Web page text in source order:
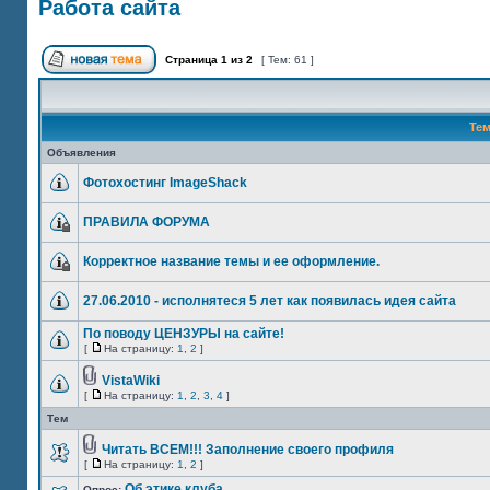
Работа сайта
Страница 1 из 2 [ Тем: 61 ]
Объявления
Фотохостинг ImageShack
ПРАВИЛА ФОРУМА
Корректное название темы и ее оформление.
27.06.2010 - исполнятеся 5 лет как появилась идея сайта
По поводу ЦЕНЗУРЫ на сайте!
[ На страницу: 1 2 ]
VistaWiki
[ На страницу: 1 2 3 4 ]
Тем
Читать ВСЕМ!!! Заполнение своего профиля
[ На страницу: 1 2 ]